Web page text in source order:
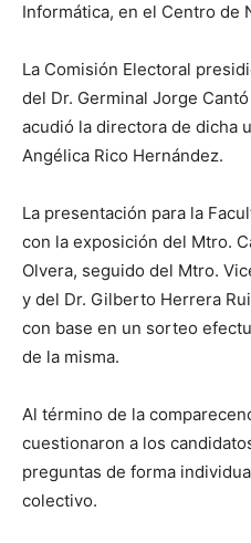
Informática, en el Centro de
La Comisión Electoral
del Dr. Germinal Jorge
acudió la directora de dicha
Angélica Rico Hernández.
La presentación para la
con la exposición del Mtro.
Olvera, seguido del Mtro.
y del Dr. Gilberto Herrera
con base en un sorteo
de la misma.
Al término de la
cuestionaron a los
preguntas de forma
colectivo.